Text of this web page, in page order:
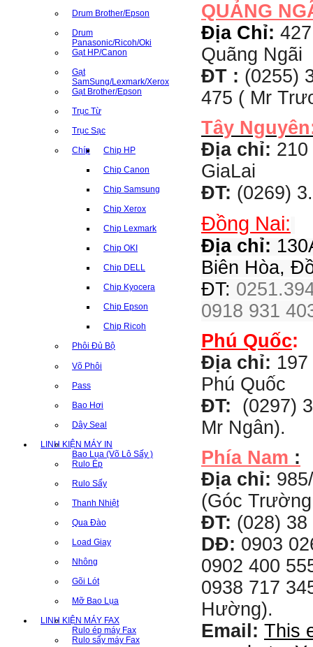
Drum Brother/Epson
Drum
Panasonic/Ricoh/Oki
Gạt HP/Canon
Gạt
SamSung/Lexmark/Xerox
Gạt Brother/Epson
Trục Từ
Trục Sạc
Chíp Chip HP
Chip Canon
Chip Samsung
Chip Xerox
Chip Lexmark
Chip OKI
Chip DELL
Chip Kyocera
Chip Epson
Chip Ricoh
Phôi Đủ Bộ
Võ Phôi
Pass
Bao Hơi
Dây Seal
LINH KIỆN MÁY IN
Bao Lụa (Võ Lô Sấy )
Rulo Ép
Rulo Sấy
Thanh Nhiệt
Qua Đào
Load Giay
Nhông
Gõi Lót
Mỡ Bao Lụa
LINH KIỆN MÁY FAX
Rulo ép máy Fax
Rulo sấy máy Fax
QUẢNG
Địa Chỉ:
Quãng Ngãi
ĐT : (0255)
475 ( Mr
Tây
Địa chỉ:
GiaLai
ĐT: (0269)
Đồng Nai:
Địa chỉ:
Biên Hòa,
ĐT:
0918 931
Phú Quốc:
Địa chỉ:
Phú Quốc
ĐT:
(0297)
Mr Ngân).
Phía Nam :
Địa chỉ:
(Góc
ĐT: (028)
DĐ: 0903
0902 400
0938 717
Hường).
Email: This